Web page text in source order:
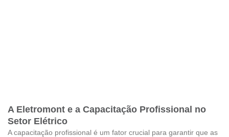
A Eletromont e a Capacitação Profissional no
Setor Elétrico
A capacitação profissional é um fator crucial para garantir que as